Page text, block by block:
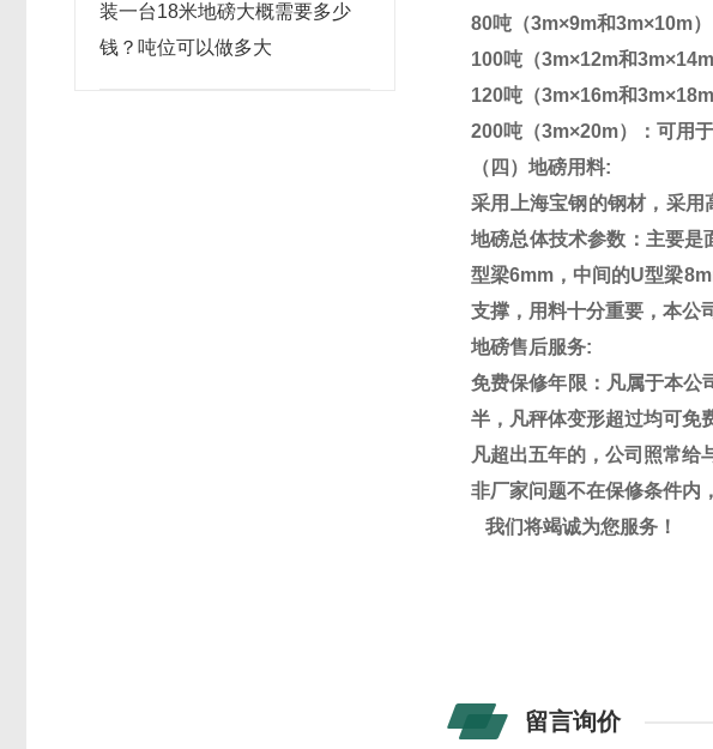
装一台18米地磅大概需要多少
钱？吨位可以做多大
80吨（3m×9m和3m×10m
100吨（3m×12m和3m×14m
120吨（3m×16m和3m×18m
200吨（3m×20m）：可用
（四）地磅用料:
采用上海宝钢的钢材，采用
地磅总体技术参数：主要是
型梁6mm ，中间的U型梁
支撑，用料十分重要，本公
地磅售后服务:
免费保修年限：凡属于本公
半，凡秤体变形超过均可免
凡超出五年的，公司照常给
非厂家问题不在保修条件内
我们将竭诚为您服务！
润州区（工地
留言询价